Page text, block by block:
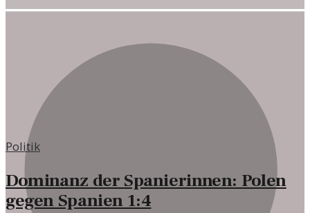
und der Weltraumwirtschaft maßgeblich
Politik
Dominanz der Spanierinnen: Polen
gegen Spanien 1:4